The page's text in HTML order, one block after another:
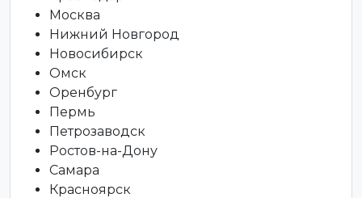
Москва
Нижний Новгород
Новосибирск
Омск
Оренбург
Пермь
Петрозаводск
Ростов-на-Дону
Самара
Красноярск